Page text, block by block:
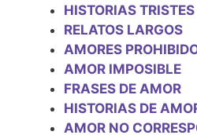
HISTORIAS TRISTES
RELATOS LARGOS
AMORES
AMOR IMPOSIBLE
FRASES DE AMOR
HISTORIAS DE
AMOR NO